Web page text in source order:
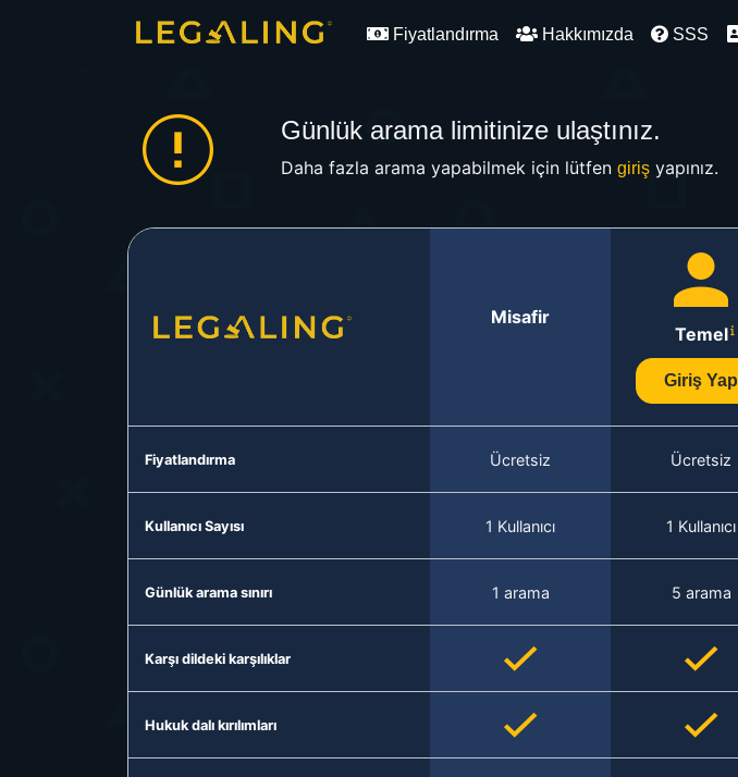
Fiyatlandırma Hakkımızda SSS
Günlük arama limitinize ulaştınız.
Daha fazla arama yapabilmek için lütfen girişyapınız.
Misafir
Temel
Giriş Yap
Fiyatlandırma Ücretsiz Ücretsiz
Kullanıcı Sayısı 1 Kullanıcı 1 Kullanıcı
Günlük arama sınırı 1 arama 5 arama
Karşı dildeki karşılıklar
Hukuk dalı kırılımları